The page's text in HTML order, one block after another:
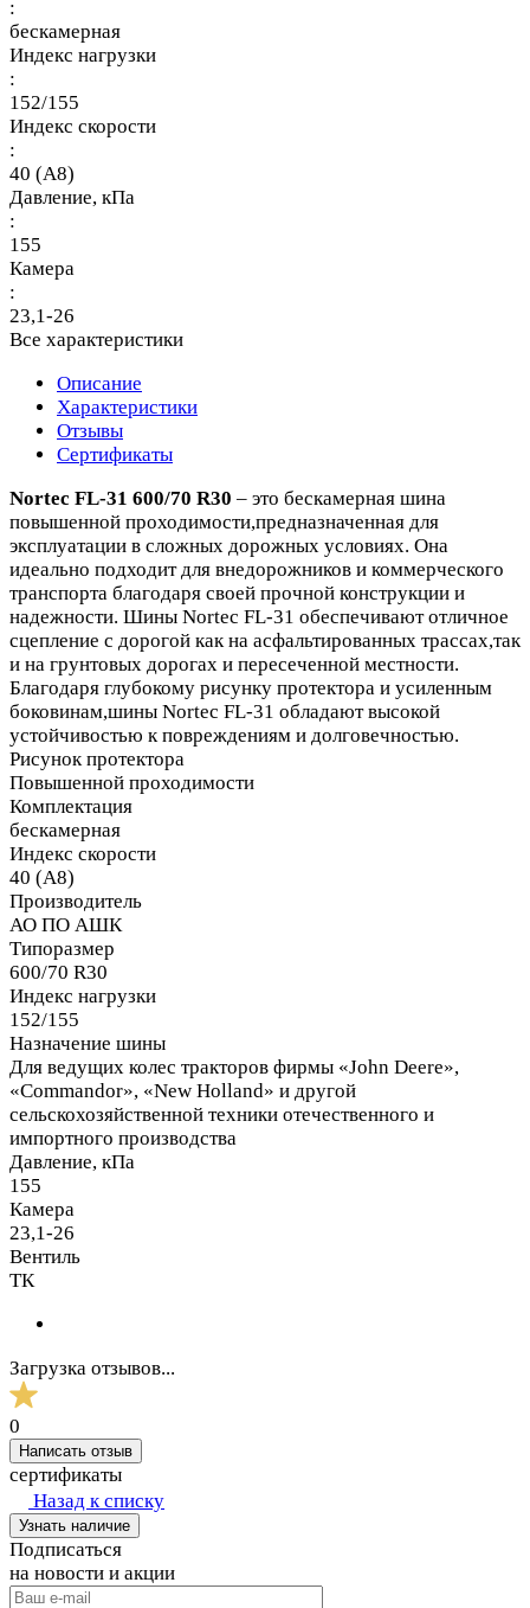
:
бескамерная
Индекс нагрузки
:
152/155
Индекс скорости
:
40 (A8)
Давление, кПа
:
155
Камера
:
23,1-26
Все характеристики
Описание
Характеристики
Отзывы
Сертификаты
Nortec FL-31 600/70 R30 – это бескамерная шина
повышенной проходимости,предназначенная для
эксплуатации в сложных дорожных условиях. Она
идеально подходит для внедорожников и коммерческого
транспорта благодаря своей прочной конструкции и
надежности. Шины Nortec FL-31 обеспечивают отличное
сцепление с дорогой как на асфальтированных трассах,так
и на грунтовых дорогах и пересеченной местности.
Благодаря глубокому рисунку протектора и усиленным
боковинам,шины Nortec FL-31 обладают высокой
устойчивостью к повреждениям и долговечностью.
Рисунок протектора
Повышенной проходимости
Комплектация
бескамерная
Индекс скорости
40 (A8)
Производитель
АО ПО АШК
Типоразмер
600/70 R30
Индекс нагрузки
152/155
Назначение шины
Для ведущих колес тракторов фирмы «John Deere»,
«Commandor», «New Holland» и другой
сельскохозяйственной техники отечественного и
импортного производства
Давление, кПа
155
Камера
23,1-26
Вентиль
ТК
Загрузка отзывов...
0
Написать отзыв
сертификаты
Назад к списку
Узнать наличие
Подписаться
на новости и акции